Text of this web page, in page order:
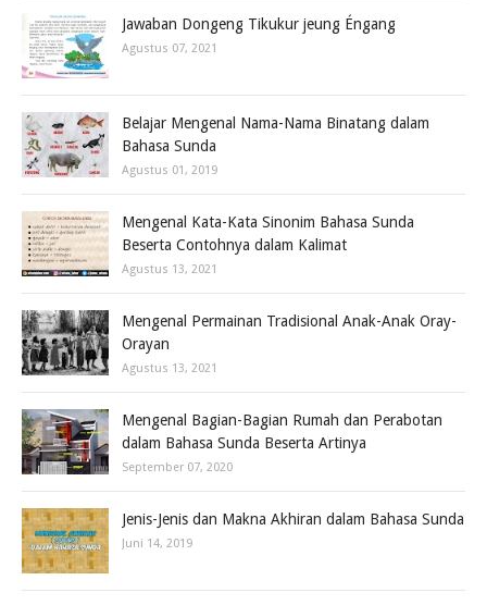
Jawaban Dongeng Tikukur jeung Éngang
Agustus 07, 2021
Belajar Mengenal Nama-Nama Binatang dalam
Bahasa Sunda
Agustus 01, 2019
Mengenal Kata-Kata Sinonim Bahasa Sunda
Beserta Contohnya dalam Kalimat
Agustus 13, 2021
Mengenal Permainan Tradisional Anak-Anak Oray-
Orayan
Agustus 13, 2021
Mengenal Bagian-Bagian Rumah dan Perabotan
dalam Bahasa Sunda Beserta Artinya
September 07, 2020
Jenis-Jenis dan Makna Akhiran dalam Bahasa Sunda
Juni 14, 2019